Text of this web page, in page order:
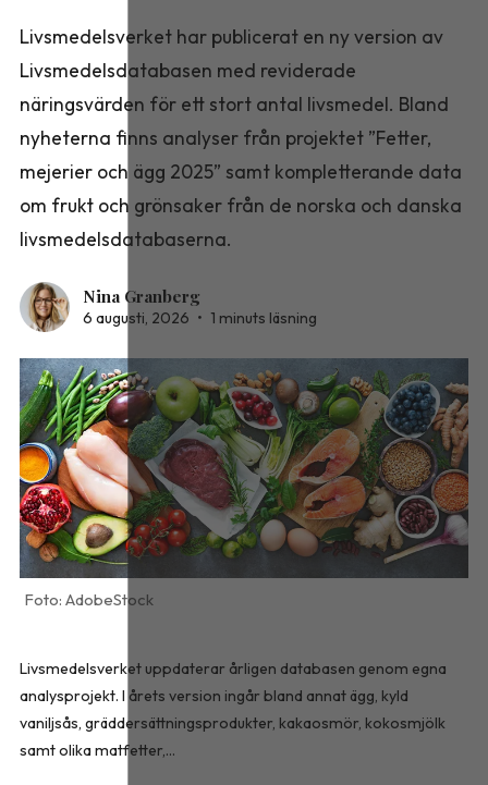
Livsmedelsverket har publicerat en ny version av
Livsmedelsdatabasen med reviderade
näringsvärden för ett stort antal livsmedel. Bland
nyheterna finns analyser från projektet ”Fetter,
mejerier och ägg 2025” samt kompletterande data
om frukt och grönsaker från de norska och danska
livsmedelsdatabaserna.
Nina Granberg
6 augusti, 2026 • 1 minuts läsning
AdobeStock
Livsmedelsverket uppdaterar årligen databasen genom egna
analysprojekt. I årets version ingår bland annat ägg, kyld
vaniljsås, gräddersättningsprodukter, kakaosmör, kokosmjölk
samt olika matfetter,...